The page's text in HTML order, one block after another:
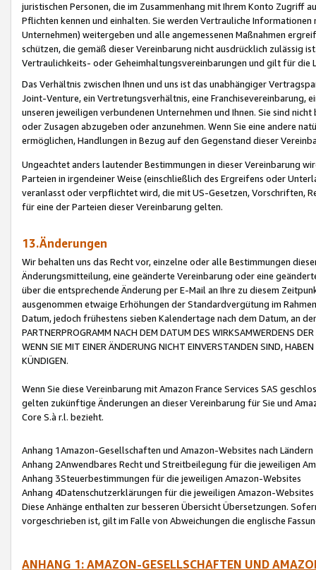
juristischen Personen, die im Zusammenhang mit Ihrem Konto
Pflichten kennen und einhalten. Sie werden Vertrauliche
Unternehmen) weitergeben und alle angemessenen Maßnahmen
schützen, die gemäß dieser Vereinbarung nicht ausdrücklich zulässig
Vertraulichkeits- oder Geheimhaltungsvereinbarungen und gilt für die
Das Verhältnis zwischen Ihnen und uns ist das unabhängiger
Joint-Venture, ein Vertretungsverhältnis, eine Franchisevereinbarung,
unseren jeweiligen verbundenen Unternehmen und Ihnen. Sie sind
oder Zusagen abzugeben oder anzunehmen. Wenn Sie eine andere
ermöglichen, Handlungen in Bezug auf den Gegenstand dieser
Ungeachtet anders lautender Bestimmungen in dieser Vereinbarung
Parteien in irgendeiner Weise (einschließlich des Ergreifens oder
veranlasst oder verpflichtet wird, die mit US-Gesetzen, Vorschriften,
für eine der Parteien dieser Vereinbarung gelten.
13.Änderungen
Wir behalten uns das Recht vor, einzelne oder alle Bestimmungen
Änderungsmitteilung, eine geänderte Vereinbarung oder eine
über die entsprechende Änderung per E-Mail an Ihre zu diesem
ausgenommen etwaige Erhöhungen der Standardvergütung im
Datum, jedoch frühestens sieben Kalendertage nach dem Datum, an
PARTNERPROGRAMM NACH DEM DATUM DES WIRKSAMWERDENS
WENN SIE MIT EINER ÄNDERUNG NICHT EINVERSTANDEN SIND,
KÜNDIGEN.
Wenn Sie diese Vereinbarung mit Amazon France Services SAS
gelten zukünftige Änderungen an dieser Vereinbarung für Sie und
Core S.à r.l. bezieht.
Anhang 1Amazon-Gesellschaften und Amazon-Websites nach Ländern
Anhang 2Anwendbares Recht und Streitbeilegung für die jeweiligen
Anhang 3Steuerbestimmungen für die jeweiligen Amazon-Websites
Anhang 4Datenschutzerklärungen für die jeweiligen Amazon-Websites
Diese Anhänge enthalten zur besseren Übersicht Übersetzungen.
vorgeschrieben ist, gilt im Falle von Abweichungen die englische
ANHANG 1: AMAZON-GESELLSCHAFTEN UND